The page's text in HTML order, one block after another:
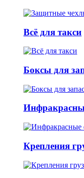
Всё для такси
Боксы для
Крепления